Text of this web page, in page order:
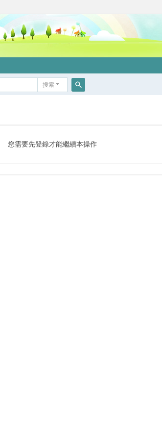
搜索
您需要先登錄才能繼續本操作